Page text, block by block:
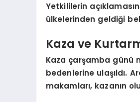
Yetkililerin
ülkelerinden geldiği
Kaza ve
Kaza çarşamba günü
bedenlerine ulaşıldı.
makamları, kazanın